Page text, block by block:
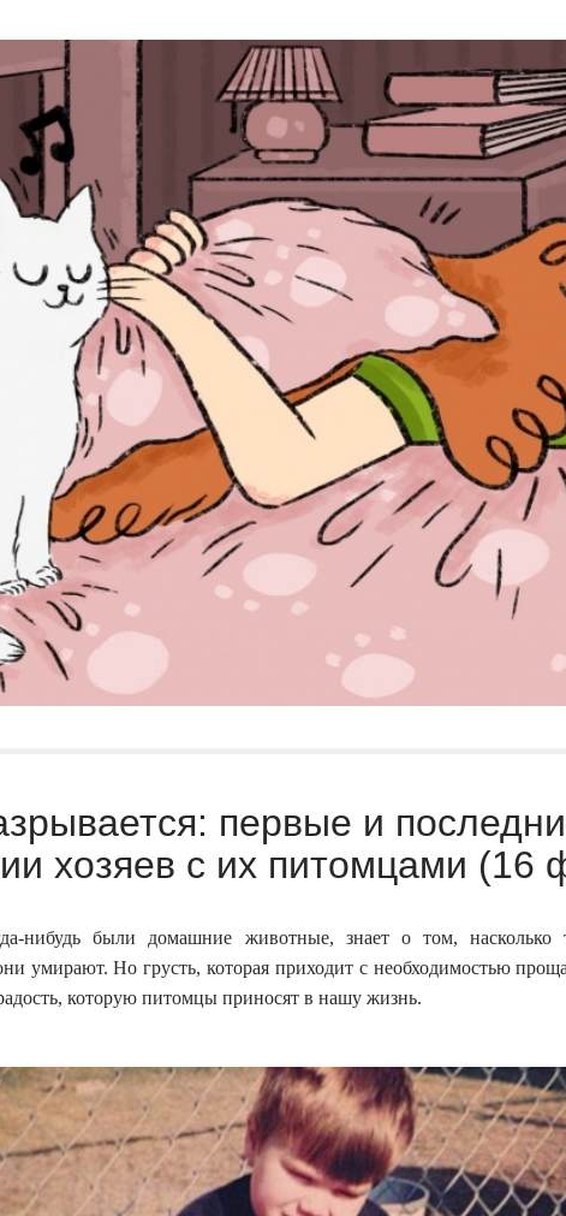
первые и
хозяев с их питомцами (16
нибудь были домашние животные, знает о том, насколько
умирают. Но грусть, которая приходит с необходимостью
которую питомцы приносят в нашу жизнь.